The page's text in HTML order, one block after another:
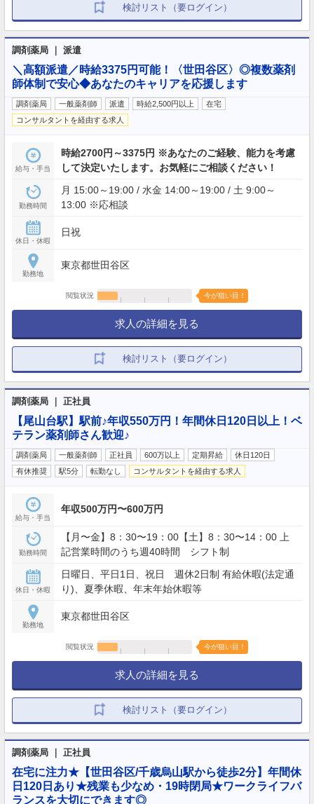
検討リスト（要ログイン）
調剤薬局 ｜ 派遣
＼高額派遣／時給3375円可能！〈世田谷区〉◎複数薬剤
師体制で安心◆あなたのキャリアを応援します
調剤薬局 一般薬剤師 派遣 時給2,500円以上
在宅
コンサルタントを経由する求人
給与・手当
時給2700円～3375円 ※あなたのご経験、能力を考慮
して決定いたします。お気軽にご相談ください！
勤務時間
月 15:00～19:00 / 水金 14:00～19:00 / 土 9:00～
13:00 ※応相談
休日・休暇
日祝
勤務地
東京都世田谷区
閲覧状況 今が狙い目！
求人の詳細を見る
検討リスト（要ログイン）
調剤薬局 ｜ 正社員
【尾山台駅】駅前♪年収550万円！年間休日120日以上！ベ
テラン薬剤師さん歓迎♪
調剤薬局 一般薬剤師 正社員 600万以上 定期昇給
休日120日
有休推奨
駅5分 転勤なし コンサルタントを経由する求人
給与・手当
年収500万円〜600万円
勤務時間
【月〜金】8：30〜19：00【土】8：30〜14：00 上
記営業時間のうち週40時間 シフト制
休日・休暇
日曜日、平日1日、祝日 週休2日制 有給休暇(法定通
り)、夏季休暇、年末年始休暇等
勤務地
東京都世田谷区
閲覧状況 今が狙い目！
求人の詳細を見る
検討リスト（要ログイン）
調剤薬局 ｜ 正社員
在宅に注力★【世田谷区/千歳烏山駅から徒歩2分】年間休
日120日あり★残業も少なめ・19時閉局★ワークライフバ
ランスを大切にできます◎